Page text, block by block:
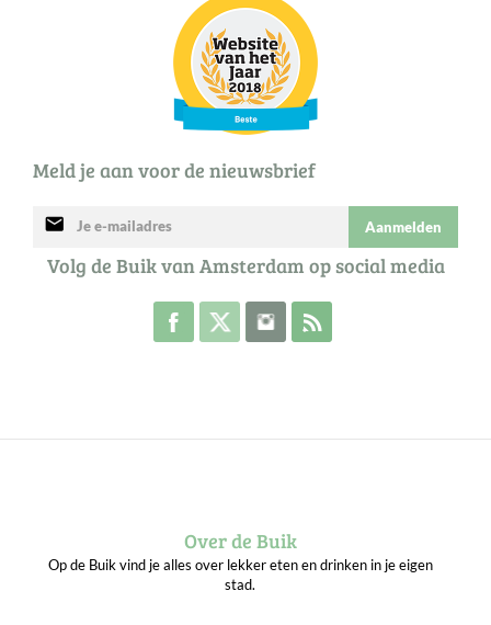
Meld je aan voor de nieuwsbrief
mail Aanmelden
Volg de Buik van Amsterdam op social media
Volg de Buik op Facebook
Volg de Buik op Twitter
Volg de Buik op Instagram
Over de Buik
Op de Buik vind je alles over lekker eten en drinken in je eigen
stad.